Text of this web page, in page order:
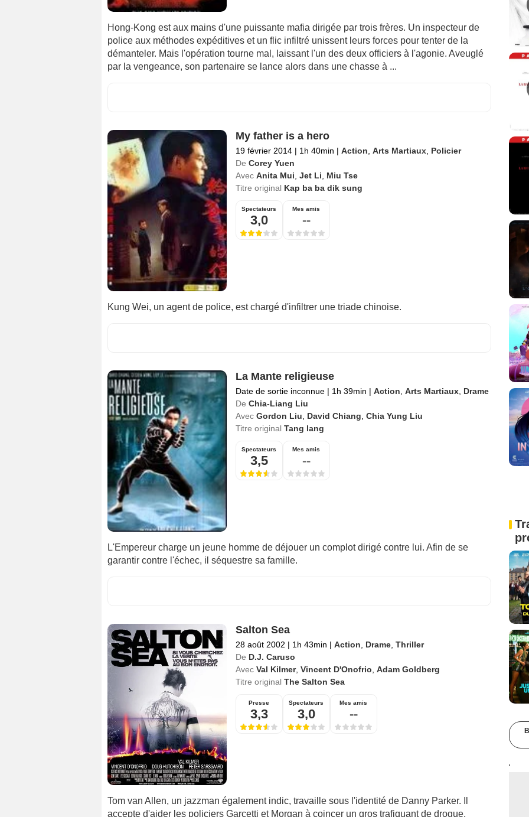
Hong-Kong est aux mains d'une puissante mafia dirigée par trois frères. Un inspecteur de
police aux méthodes expéditives et un flic infiltré unissent leurs forces pour tenter de la
démanteler. Mais l'opération tourne mal, laissant l'un des deux officiers à l'agonie. Aveuglé
par la vengeance, son partenaire se lance alors dans une chasse à ...
My father is a hero
19 février 2014 | 1h 40min | Action Arts Martiaux, Policier
De Corey Yuen
Avec Anita Mui Jet Li
Miu Tse
Titre original Kap ba ba dik sung
Spectateurs
3,0
Mes amis
--
Kung Wei, un agent de police, est chargé d'infiltrer une triade chinoise.
La Mante religieuse
Date de sortie inconnue | 1h 39min | Action Arts Martiaux, Drame
De Chia-Liang Liu
Avec Gordon Liu David Chiang Chia Yung Liu
Titre original Tang lang
Spectateurs
3,5
Mes amis
--
L'Empereur charge un jeune homme de déjouer un complot dirigé contre lui. Afin de se
garantir contre l'échec, il séquestre sa famille.
Salton Sea
28 août 2002 | 1h 43min | Action, Drame, Thriller
De D.J. Caruso
Avec Val Kilmer, Vincent D'Onofrio, Adam Goldberg
Titre original The Salton Sea
Presse
3,3
Spectateurs
3,0
Mes amis
--
Tom van Allen, un jazzman également indic, travaille sous l'identité de Danny Parker. Il
accepte d'aider les policiers Garcetti et Morgan à coincer un gros trafiquant de drogue,
'